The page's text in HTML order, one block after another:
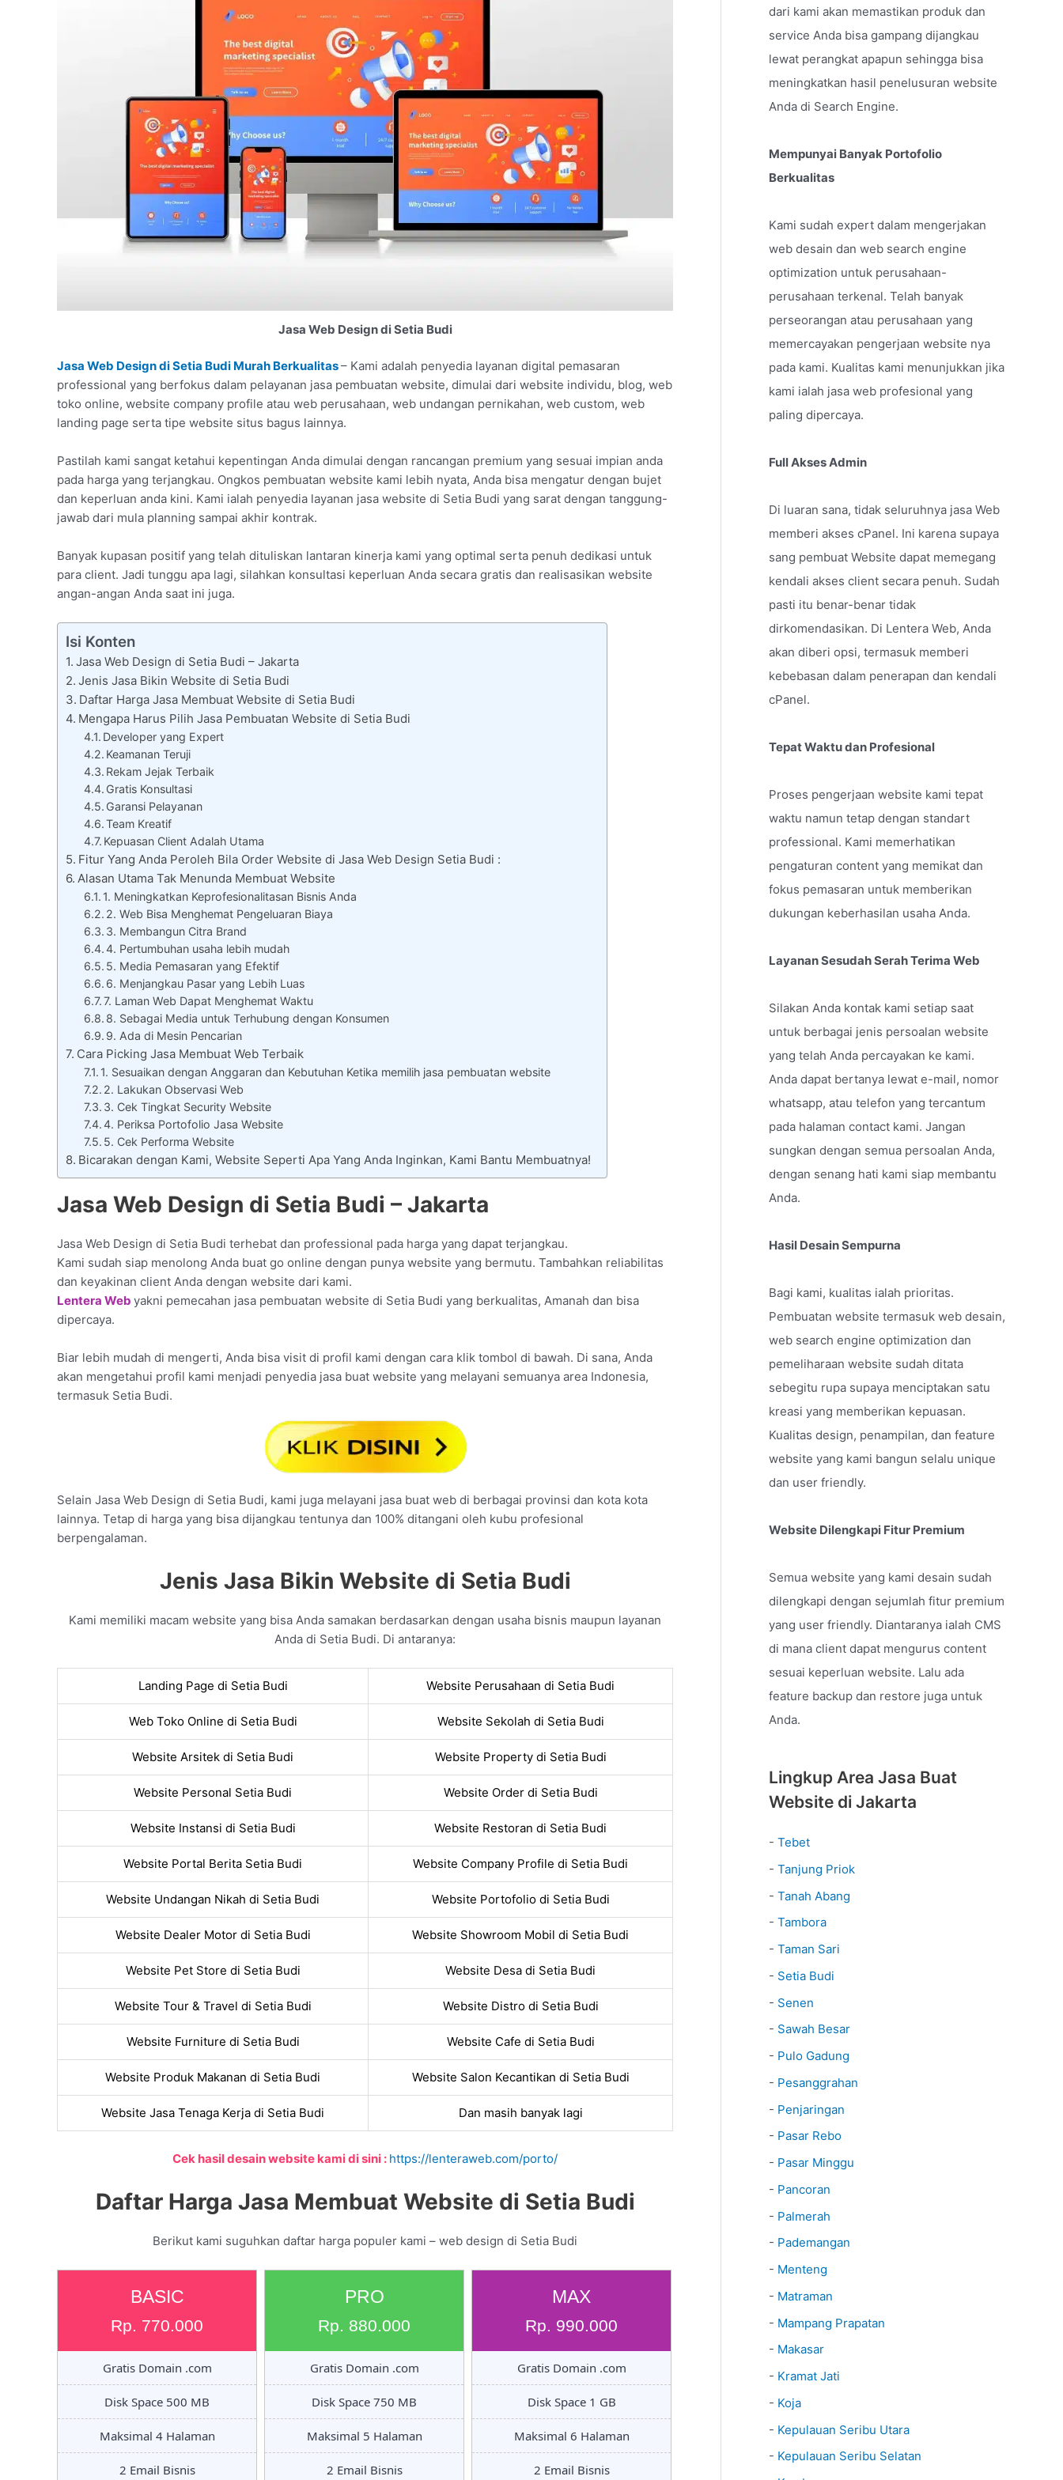
Jasa Web Design di Setia Budi
Jasa Web Design di Setia Budi Murah Berkualitas– Kami adalah penyedia layanan digital pemasaran
professional yang berfokus dalam pelayanan jasa pembuatan website, dimulai dari website individu, blog, web
toko online, website company profile atau web perusahaan, web undangan pernikahan, web custom, web
landing page serta tipe website situs bagus lainnya.
Pastilah kami sangat ketahui kepentingan Anda dimulai dengan rancangan premium yang sesuai impian anda
pada harga yang terjangkau. Ongkos pembuatan website kami lebih nyata, Anda bisa mengatur dengan bujet
dan keperluan anda kini. Kami ialah penyedia layanan jasa website di Setia Budi yang sarat dengan tanggung-
jawab dari mula planning sampai akhir kontrak.
Banyak kupasan positif yang telah dituliskan lantaran kinerja kami yang optimal serta penuh dedikasi untuk
para client. Jadi tunggu apa lagi, silahkan konsultasi keperluan Anda secara gratis dan realisasikan website
angan-angan Anda saat ini juga.
Isi Konten
Jasa Web Design di Setia Budi – Jakarta
Jenis Jasa Bikin Website di Setia Budi
Daftar Harga Jasa Membuat Website di Setia Budi
Mengapa Harus Pilih Jasa Pembuatan Website di Setia Budi
Developer yang Expert
Keamanan Teruji
Rekam Jejak Terbaik
Gratis Konsultasi
Garansi Pelayanan
Team Kreatif
Kepuasan Client Adalah Utama
Fitur Yang Anda Peroleh Bila Order Website di Jasa Web Design Setia Budi :
Alasan Utama Tak Menunda Membuat Website
1. Meningkatkan Keprofesionalitasan Bisnis Anda
2. Web Bisa Menghemat Pengeluaran Biaya
3. Membangun Citra Brand
4. Pertumbuhan usaha lebih mudah
5. Media Pemasaran yang Efektif
6. Menjangkau Pasar yang Lebih Luas
7. Laman Web Dapat Menghemat Waktu
8. Sebagai Media untuk Terhubung dengan Konsumen
9. Ada di Mesin Pencarian
Cara Picking Jasa Membuat Web Terbaik
1. Sesuaikan dengan Anggaran dan Kebutuhan Ketika memilih jasa pembuatan website
2. Lakukan Observasi Web
3. Cek Tingkat Security Website
4. Periksa Portofolio Jasa Website
5. Cek Performa Website
Bicarakan dengan Kami, Website Seperti Apa Yang Anda Inginkan, Kami Bantu Membuatnya!
Jasa Web Design di Setia Budi – Jakarta
Jasa Web Design di Setia Budi terhebat dan professional pada harga yang dapat terjangkau.
Kami sudah siap menolong Anda buat go online dengan punya website yang bermutu. Tambahkan reliabilitas
dan keyakinan client Anda dengan website dari kami.
Lentera Web yakni pemecahan jasa pembuatan website di Setia Budi yang berkualitas, Amanah dan bisa
dipercaya.
Biar lebih mudah di mengerti, Anda bisa visit di profil kami dengan cara klik tombol di bawah. Di sana, Anda
akan mengetahui profil kami menjadi penyedia jasa buat website yang melayani semuanya area Indonesia,
termasuk Setia Budi.
Selain Jasa Web Design di Setia Budi, kami juga melayani jasa buat web di berbagai provinsi dan kota kota
lainnya. Tetap di harga yang bisa dijangkau tentunya dan 100% ditangani oleh kubu profesional
berpengalaman.
Jenis Jasa Bikin Website di Setia Budi
Kami memiliki macam website yang bisa Anda samakan berdasarkan dengan usaha bisnis maupun layanan
Anda di Setia Budi. Di antaranya:
Landing Page di Setia Budi Website Perusahaan di Setia Budi
Web Toko Online di Setia Budi Website Sekolah di Setia Budi
Website Arsitek di Setia Budi Website Property di Setia Budi
Website Personal Setia Budi Website Order di Setia Budi
Website Instansi di Setia Budi Website Restoran di Setia Budi
Website Portal Berita Setia Budi Website Company Profile di Setia Budi
Website Undangan Nikah di Setia Budi Website Portofolio di Setia Budi
Website Dealer Motor di Setia Budi Website Showroom Mobil di Setia Budi
Website Pet Store di Setia Budi Website Desa di Setia Budi
Website Tour & Travel di Setia Budi Website Distro di Setia Budi
Website Furniture di Setia Budi Website Cafe di Setia Budi
Website Produk Makanan di Setia Budi Website Salon Kecantikan di Setia Budi
Website Jasa Tenaga Kerja di Setia Budi Dan masih banyak lagi
Cek hasil desain website kami di sini : https://lenteraweb.com/porto/
Daftar Harga Jasa Membuat Website di Setia Budi
Berikut kami suguhkan daftar harga populer kami – web design di Setia Budi
BASIC
Rp. 770.000
Gratis Domain .com
Disk Space 500 MB
Maksimal 4 Halaman
2 Email Bisnis
PRO
Rp. 880.000
Gratis Domain .com
Disk Space 750 MB
Maksimal 5 Halaman
2 Email Bisnis
MAX
Rp. 990.000
Gratis Domain .com
Disk Space 1 GB
Maksimal 6 Halaman
2 Email Bisnis
dari kami akan memastikan produk dan
service Anda bisa gampang dijangkau
lewat perangkat apapun sehingga bisa
meningkatkan hasil penelusuran website
Anda di Search Engine.
Mempunyai Banyak Portofolio
Berkualitas
Kami sudah expert dalam mengerjakan
web desain dan web search engine
optimization untuk perusahaan-
perusahaan terkenal. Telah banyak
perseorangan atau perusahaan yang
memercayakan pengerjaan website nya
pada kami. Kualitas kami menunjukkan jika
kami ialah jasa web profesional yang
paling dipercaya.
Full Akses Admin
Di luaran sana, tidak seluruhnya jasa Web
memberi akses cPanel. Ini karena supaya
sang pembuat Website dapat memegang
kendali akses client secara penuh. Sudah
pasti itu benar-benar tidak
dirkomendasikan. Di Lentera Web, Anda
akan diberi opsi, termasuk memberi
kebebasan dalam penerapan dan kendali
cPanel.
Tepat Waktu dan Profesional
Proses pengerjaan website kami tepat
waktu namun tetap dengan standart
professional. Kami memerhatikan
pengaturan content yang memikat dan
fokus pemasaran untuk memberikan
dukungan keberhasilan usaha Anda.
Layanan Sesudah Serah Terima Web
Silakan Anda kontak kami setiap saat
untuk berbagai jenis persoalan website
yang telah Anda percayakan ke kami.
Anda dapat bertanya lewat e-mail, nomor
whatsapp, atau telefon yang tercantum
pada halaman contact kami. Jangan
sungkan dengan semua persoalan Anda,
dengan senang hati kami siap membantu
Anda.
Hasil Desain Sempurna
Bagi kami, kualitas ialah prioritas.
Pembuatan website termasuk web desain,
web search engine optimization dan
pemeliharaan website sudah ditata
sebegitu rupa supaya menciptakan satu
kreasi yang memberikan kepuasan.
Kualitas design, penampilan, dan feature
website yang kami bangun selalu unique
dan user friendly.
Website Dilengkapi Fitur Premium
Semua website yang kami desain sudah
dilengkapi dengan sejumlah fitur premium
yang user friendly. Diantaranya ialah CMS
di mana client dapat mengurus content
sesuai keperluan website. Lalu ada
feature backup dan restore juga untuk
Anda.
Lingkup Area Jasa Buat
Website di Jakarta
- Tebet
- Tanjung Priok
- Tanah Abang
- Tambora
- Taman Sari
- Setia Budi
- Senen
- Sawah Besar
- Pulo Gadung
- Pesanggrahan
- Penjaringan
- Pasar Rebo
- Pasar Minggu
- Pancoran
- Palmerah
- Pademangan
- Menteng
- Matraman
- Mampang Prapatan
- Makasar
- Kramat Jati
- Koja
- Kepulauan Seribu Utara
- Kepulauan Seribu Selatan